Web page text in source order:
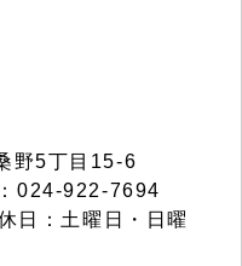
野5丁目15-6
024-922-7694
日：土曜日・日曜